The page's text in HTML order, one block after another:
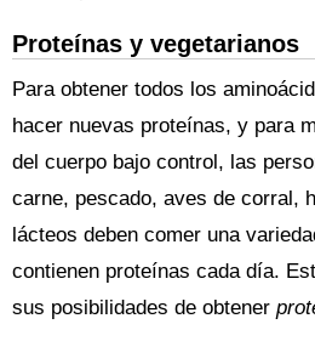
Proteínas y vegetarianos
Para obtener todos los
hacer nuevas proteínas, y para
del cuerpo bajo control, las
carne, pescado, aves de corral,
lácteos deben comer una
contienen proteínas cada día.
sus posibilidades de obtener